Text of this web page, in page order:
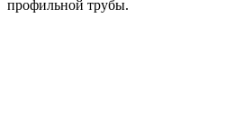
профильной трубы.